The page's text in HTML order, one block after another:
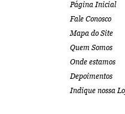
Página Inicial
Fale Conosco
Mapa do Site
Quem Somos
Onde estamos
Depoimentos
Indique nossa